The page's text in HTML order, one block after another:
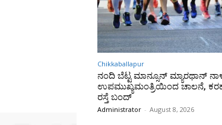
Chikkaballapur
ನಂದಿ ಬೆಟ್ಟ ಮಾನ್ಸೂನ್ ಮ್ಯಾರಥಾನ್
ಉಪಮುಖ್ಯಮಂತ್ರಿಯಿಂದ ಚಾಲನೆ,
ರಸ್ತೆ ಬಂದ್
Administrator - August 8, 2026